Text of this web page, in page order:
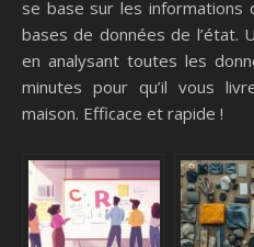
se base sur les informations
bases de données de l’état.
en analysant toutes les
minutes pour qu’il vous
maison. Efficace et rapide !